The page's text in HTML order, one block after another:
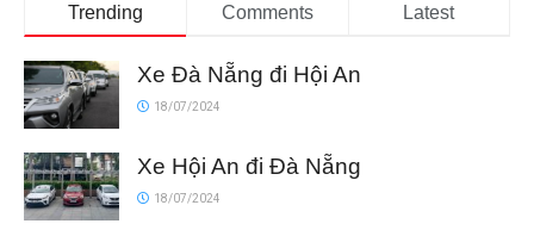
Trending Comments Latest
Xe Đà Nẵng đi Hội An
18/07/2024
Xe Hội An đi Đà Nẵng
18/07/2024